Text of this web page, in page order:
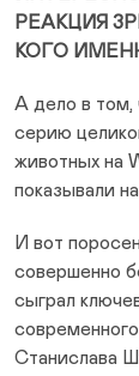
РЕАКЦИЯ
КОГО
А дело в том,
серию
животных на
показывали
И вот
совершенно
сыграл
Станислава